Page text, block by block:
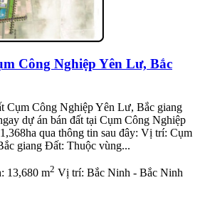
Công Nghiệp Yên Lư, Bắc
Cụm Công Nghiệp Yên Lư, Bắc giang
dự án bán đất tại Cụm Công Nghiệp
qua thông tin sau đây: Vị trí: Cụm
giang Đất: Thuộc vùng...
13,680 m2 Vị trí: Bắc Ninh - Bắc Ninh